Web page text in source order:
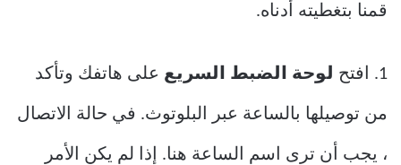
قمنا بتغطيته أدناه.
1. افتح لوحة الضبط السريع على هاتفك وتأكد
من توصيلها بالساعة عبر البلوتوث. في حالة الاتصال
، يجب أن ترى اسم الساعة هنا. إذا لم يكن الأمر